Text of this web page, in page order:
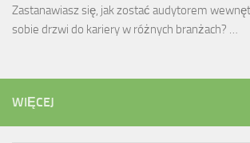
Zastanawiasz się, jak zostać audytorem
sobie drzwi do kariery w różnych branżach? …
WIĘCEJ